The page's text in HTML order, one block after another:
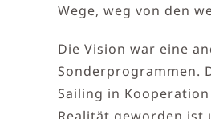
Wege, weg von den
Die Vision war eine
Sonderprogrammen.
Sailing in